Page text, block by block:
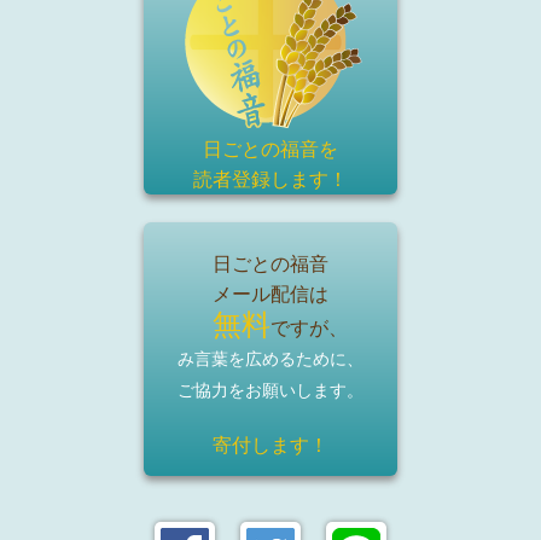
日ごとの福音を
読者登録します！
日ごとの福音
メール配信は
無料ですが、
み言葉を広めるために、
ご協力をお願いします。
寄付します！